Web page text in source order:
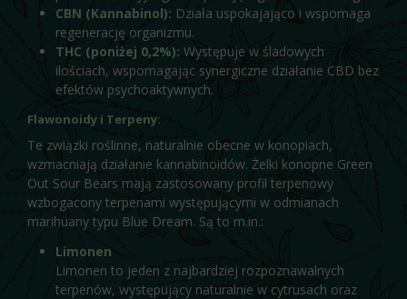
CBN (Kannabinol): Działa uspokajająco i wspomaga
regenerację organizmu.
THC (poniżej 0,2%): Występuje w śladowych
ilościach, wspomagając synergiczne działanie CBD bez
efektów psychoaktywnych.
Flawonoidy i Terpeny:
Te związki roślinne, naturalnie obecne w konopiach,
wzmacniają działanie kannabinoidów. Żelki konopne Green
Out Sour Bears mają zastosowany profil terpenowy
wzbogacony terpenami występującymi w odmianach
marihuany typu Blue Dream. Są to m.in.:
Limonen
Limonen to jeden z najbardziej rozpoznawalnych
terpenów, występujący naturalnie w cytrusach oraz